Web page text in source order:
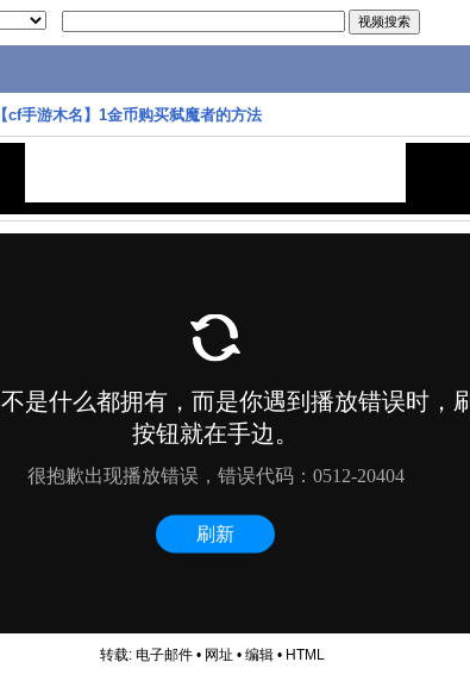
【cf手游木名】1金币购买弑魔者的方法
转载: 电子邮件• 网址 • 编辑• HTML